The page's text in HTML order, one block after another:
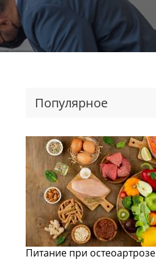
Популярное
Питание при остеоартрозе